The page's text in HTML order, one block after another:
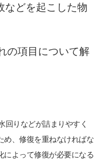
などを起こした物
の項目について解
回りなどが詰まりやすく
め、修復を重ねなければな
によって修復が必要になる